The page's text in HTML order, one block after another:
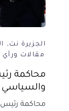
الجزيرة نت
مقالات ورأي
محاكمة
والسياسي
محاكمة رئيس